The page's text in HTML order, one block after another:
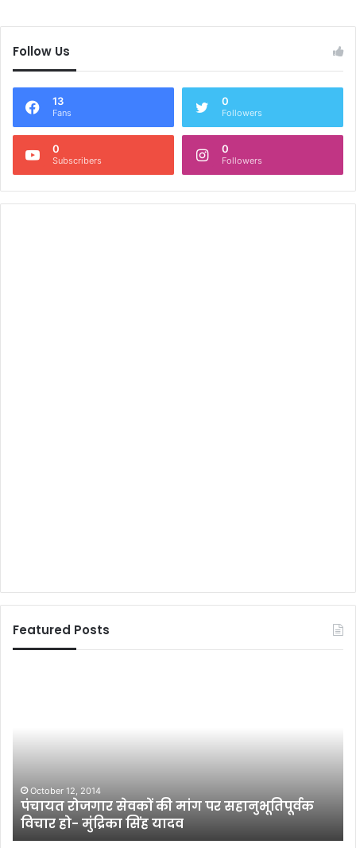
Follow Us
13
Fans
0
Followers
0
Subscribers
0
Followers
Featured Posts
पर सहानुभूतिपूर्वक
प
त्थ
र
July 27, 2017
सुशील मोदी ने किया पत्थर से